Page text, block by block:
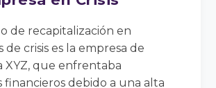
de recapitalización en
de crisis es la empresa de
XYZ, que enfrentaba
financieros debido a una alta